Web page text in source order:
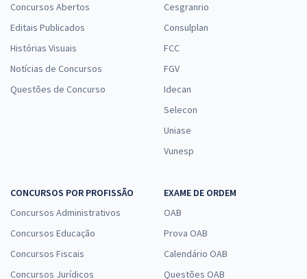
Concursos Abertos
Editais Publicados
Histórias Visuais
Notícias de Concursos
Questões de Concurso
Cesgranrio
Consulplan
FCC
FGV
Idecan
Selecon
Uniase
Vunesp
CONCURSOS POR PROFISSÃO
Concursos Administrativos
Concursos Educação
Concursos Fiscais
Concursos Jurídicos
EXAME DE ORDEM
OAB
Prova OAB
Calendário OAB
Questões OAB